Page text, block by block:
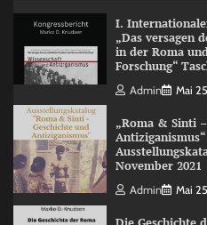
I.
„Das versagen
in der Roma
Forschung“
Admin Mai
„Roma & Sinti
November 2021
Admin Mai